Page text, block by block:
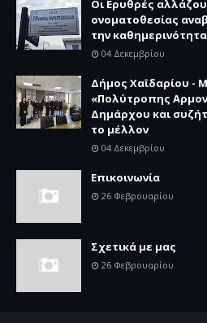
Οι Ερυθρές
ονοματοθεσίας
την
04 Δεκεμβρίου
Δήμος Χαϊδαρίου -
«Πολύτροπης
Δημάρχου και
το μέλλον
04 Δεκεμβρίου
Επικοινωνία
26 Φεβρουαρίου
Σχετικά με μας
26 Φεβρουαρίου